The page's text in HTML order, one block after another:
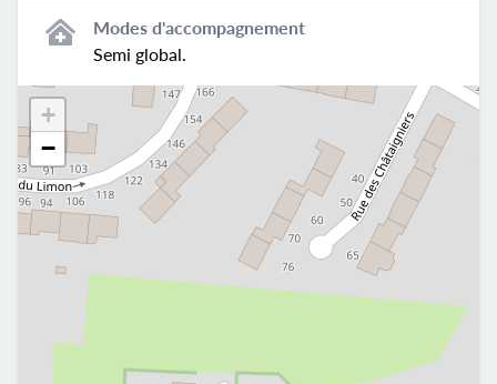
Modes d'accompagnement
Semi global.
+
−